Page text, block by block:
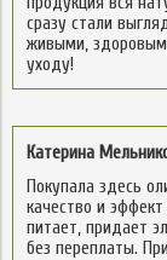
сразу стали
живыми,
уходу!
Катерина
Покупала здесь
качество и
питает, придает
без переплаты.